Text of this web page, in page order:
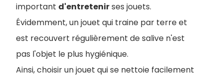
important d'entretenirses jouets.
Évidemment, un jouet qui traine par terre et
est recouvert régulièrement de salive n'est
pas l'objet le plus hygiénique.
Ainsi, choisir un jouet qui se nettoie facilement